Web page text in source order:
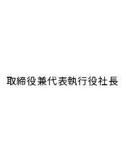
取締役兼代表執行役社